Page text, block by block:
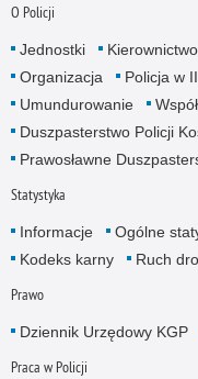
O Policji
Jednostki Kierownictwo
Organizacja
Policja w
Umundurowanie
Duszpasterstwo Policji
Prawosławne
Statystyka
Informacje Ogólne
Kodeks karny
Ruch
Prawo
Dziennik Urzędowy KGP
Praca w Policji